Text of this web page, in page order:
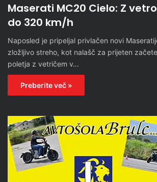
Maserati MC20 Cielo: Z
do 320 km/h
Naposled je pripeljal privlačen novi
zložljivo streho, kot nalašč za prijeten
poletja z vetričem v…
Preberite več »